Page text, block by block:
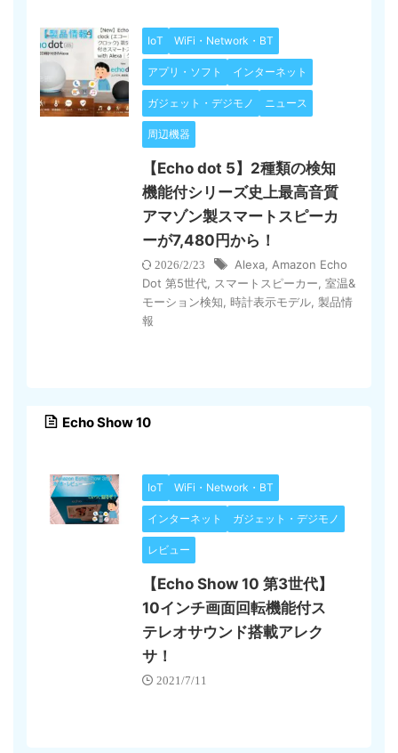
IoT WiFi・Network・BT
アプリ・ソフト インターネット
ガジェット・デジモノ ニュース
周辺機器
【Echo dot 5】2種類の検知
機能付シリーズ史上最高音質
アマゾン製スマートスピーカ
ーが7,480円から！
2026/2/23 Alexa Amazon Echo
Dot 第5世代
スマートスピーカー 室温&
モーション検知 時計表示モデル 製品情
報
Echo Show 10
IoT WiFi・Network・BT
インターネット ガジェット・デジモノ
レビュー
【Echo Show 10 第3世代】
10インチ画面回転機能付ス
テレオサウンド搭載アレク
サ！
2021/7/11